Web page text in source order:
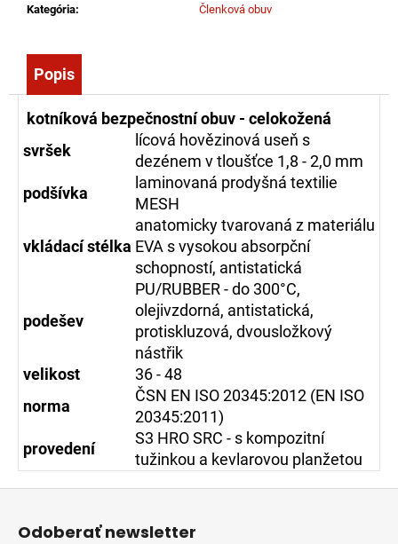
Kategória: Členková obuv
Popis
kotníková bezpečnostní obuv - celokožená
svršek
lícová hovězinová useň s
dezénem v tloušťce 1,8 - 2,0 mm
podšívka
laminovaná prodyšná textilie
MESH
vkládacístélka
anatomicky tvarovaná z materiálu
EVA s vysokou absorpční
schopností, antistatická
podešev
PU/RUBBER - do 300°C,
olejivzdorná, antistatická,
protiskluzová, dvousložkový
nástřik
velikost
36 - 48
norma
ČSN EN ISO 20345:2012 (EN ISO
20345:2011)
provedení
S3 HRO SRC - s kompozitní
tužinkou a kevlarovou planžetou
OSY
SRŠŇE
BROS,
600ML
10,25
Z
Odoberať newsletter